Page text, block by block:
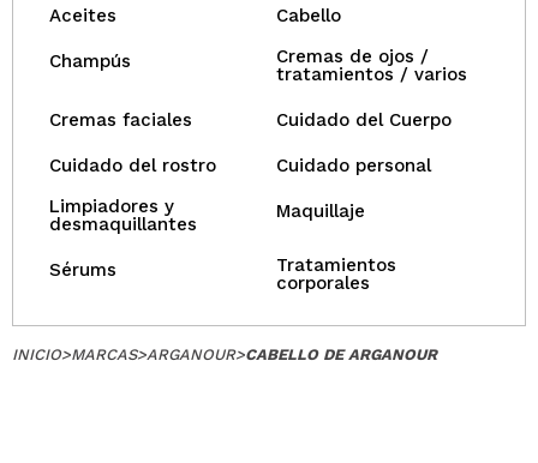
Aceites Cabello
Champús
Cremas de ojos /
tratamientos / varios
Cremas faciales Cuidado del Cuerpo
Cuidado del rostro
Cuidado personal
Limpiadores y
desmaquillantes
Maquillaje
Sérums
Tratamientos
corporales
INICIO>MARCAS>ARGANOUR>CABELLO DE ARGANOUR